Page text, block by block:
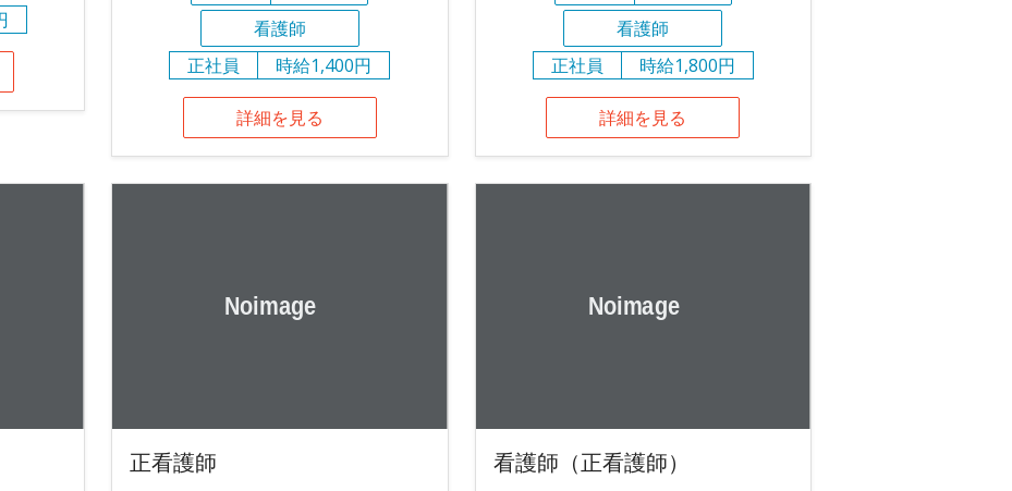
看護師
正社員
時給1,400円
詳細を見る
看護師
正社員
時給1,800円
詳細を見る
正看護師 看護師（正看護師）